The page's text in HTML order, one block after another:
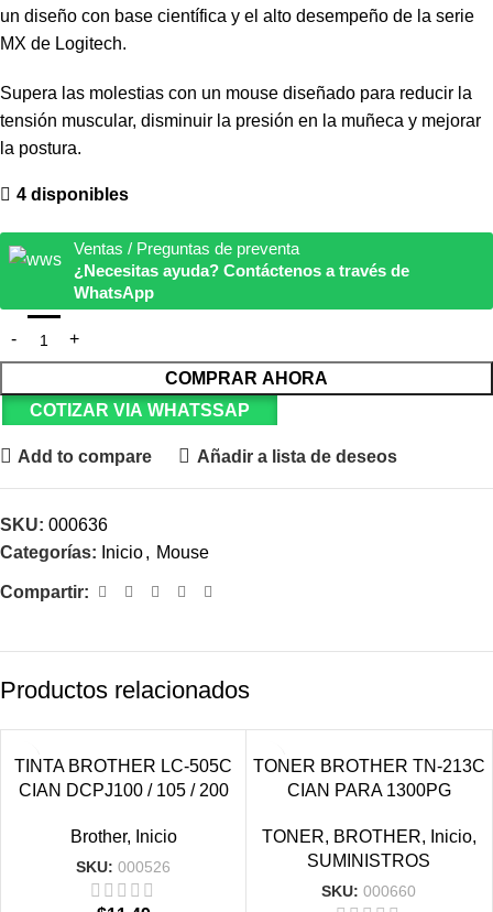
un diseño con base científica y el alto desempeño de la serie
MX de Logitech.
Supera las molestias con un mouse diseñado para reducir la
tensión muscular, disminuir la presión en la muñeca y mejorar
la postura.
4 disponibles
Ventas / Preguntas de preventa
¿Necesitas ayuda? Contáctenos a través de
WhatsApp
COMPRAR AHORA
COTIZAR VIA WHATSSAP
Add to compare Añadir a lista de deseos
SKU: 000636
Categorías: Inicio, Mouse
Compartir:
Productos relacionados
VENDIDO
TINTA BROTHER LC-505C
CIAN DCPJ100 / 105 / 200
Brother, Inicio
SKU: 000526
VENDIDO
TONER BROTHER TN-213C
CIAN PARA 1300PG
TONER, BROTHER, Inicio,
SUMINISTROS
SKU: 000660